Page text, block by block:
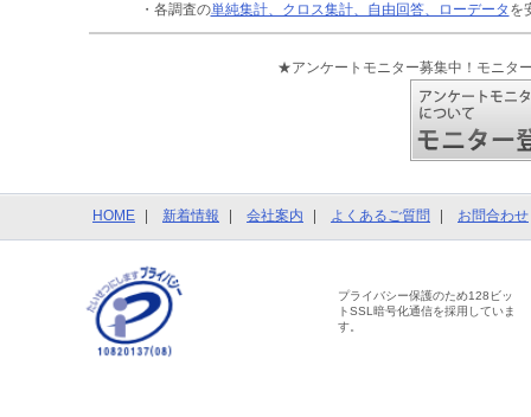
・各調査の単純集計、クロス集計、自由回答、ローデータ を
★アンケートモニター募集中！モニタ
HOME 新着情報 会社案内 よくあるご質問 お問合わせ
プライバシー保護のため128ビッ
トSSL暗号化通信を採用していま
す。